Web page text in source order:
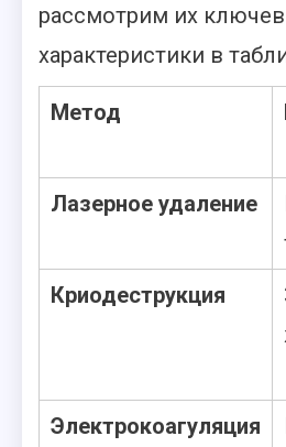
рассмотрим их
характеристики в
Метод
Лазерное удаление
Криодеструкция
Электрокоагуляция